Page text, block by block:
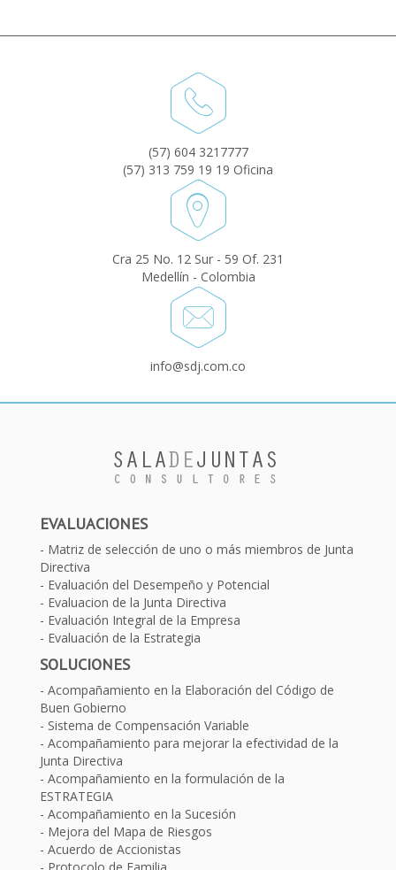
(57) 604 3217777
(57) 313 759 19 19 Oficina
Cra 25 No. 12 Sur - 59 Of. 231
Medellín - Colombia
info@sdj.com.co
EVALUACIONES
Matriz de selección de uno o más miembros de Junta
Directiva
Evaluación del Desempeño y Potencial
Evaluacion de la Junta Directiva
Evaluación Integral de la Empresa
Evaluación de la Estrategia
SOLUCIONES
Acompañamiento en la Elaboración del Código de
Buen Gobierno
Sistema de Compensación Variable
Acompañamiento para mejorar la efectividad de la
Junta Directiva
Acompañamiento en la formulación de la
ESTRATEGIA
Acompañamiento en la Sucesión
Mejora del Mapa de Riesgos
Acuerdo de Accionistas